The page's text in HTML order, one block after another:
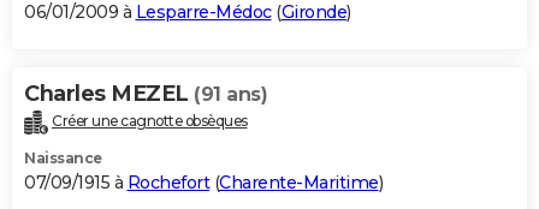
06/01/2009 à Lesparre-Médoc(Gironde)
Charles MEZEL (91 ans)
Créer une cagnotte obsèques
Naissance
07/09/1915 à Rochefort(Charente-Maritime)